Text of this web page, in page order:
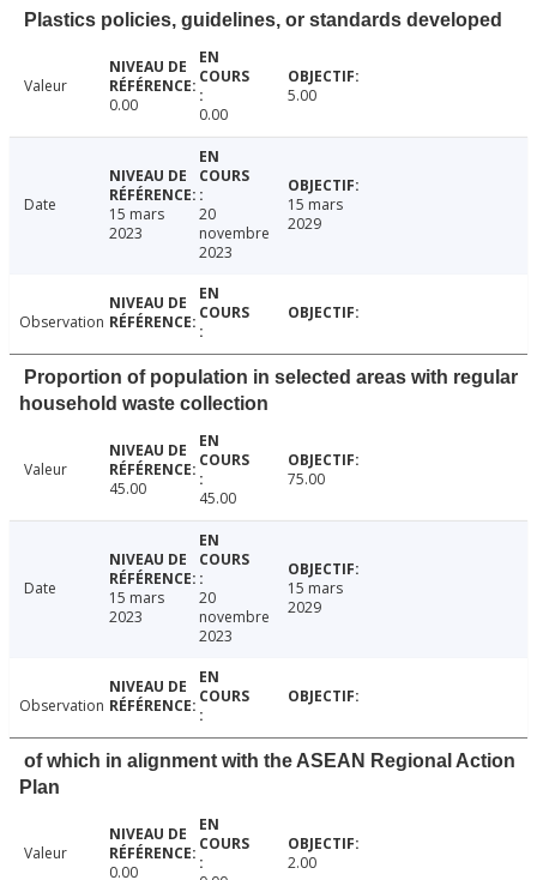
Plastics policies, guidelines, or standards developed
Valeur
0.00
0.00
5.00
Date
15 mars
2023
20
novembre
2023
15 mars
2029
Observation
Proportion of population in selected areas with regular
household waste collection
Valeur
45.00
45.00
75.00
Date
15 mars
2023
20
novembre
2023
15 mars
2029
Observation
of which in alignment with the ASEAN Regional Action
Plan
Valeur
0.00
2.00